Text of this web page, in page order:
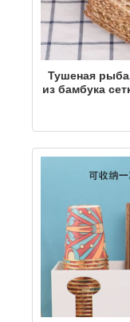
Тушеная
из бамбука
тушеная
кусочки